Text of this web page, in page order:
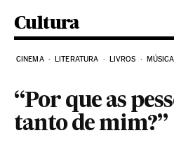
Cultura
CINEMA LITERATURA LIVROS MÚSICA
“Por que as
tanto de mim?”